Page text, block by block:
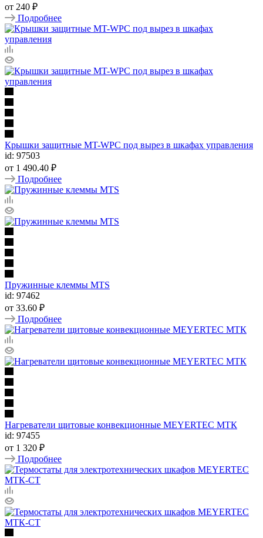
от 240 ₽
Подробнее
Крышки защитные MT-WPС под вырез в шкафах управления
id: 97503
от 1 490.40 ₽
Подробнее
Пружинные клеммы MTS
id: 97462
от 33.60 ₽
Подробнее
Нагреватели щитовые конвекционные MEYERTEC МТК
id: 97455
от 1 320 ₽
Подробнее